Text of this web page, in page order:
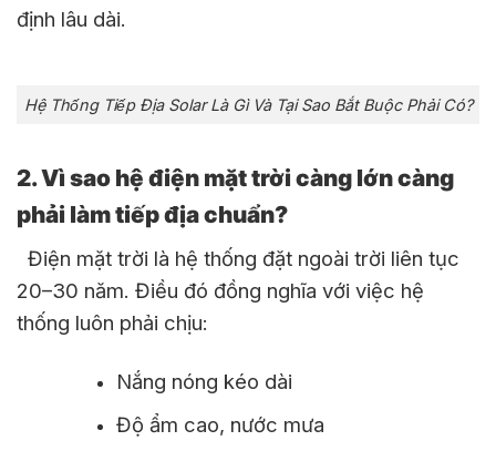
định lâu dài.
Hệ Thống Tiếp Địa Solar Là Gì Và Tại Sao Bắt Buộc Phải Có?
2. Vì sao hệ điện mặt trời càng lớn càng
phải làm tiếp địa chuẩn?
Điện mặt trời là hệ thống đặt ngoài trời liên tục
20–30 năm. Điều đó đồng nghĩa với việc hệ
thống luôn phải chịu:
Nắng nóng kéo dài
Độ ẩm cao, nước mưa